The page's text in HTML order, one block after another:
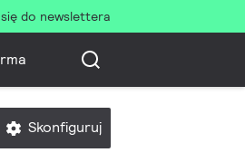
do newslettera
Skonfiguruj